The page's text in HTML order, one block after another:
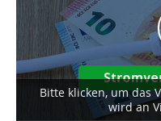
Bitte klicken, um das
wird an